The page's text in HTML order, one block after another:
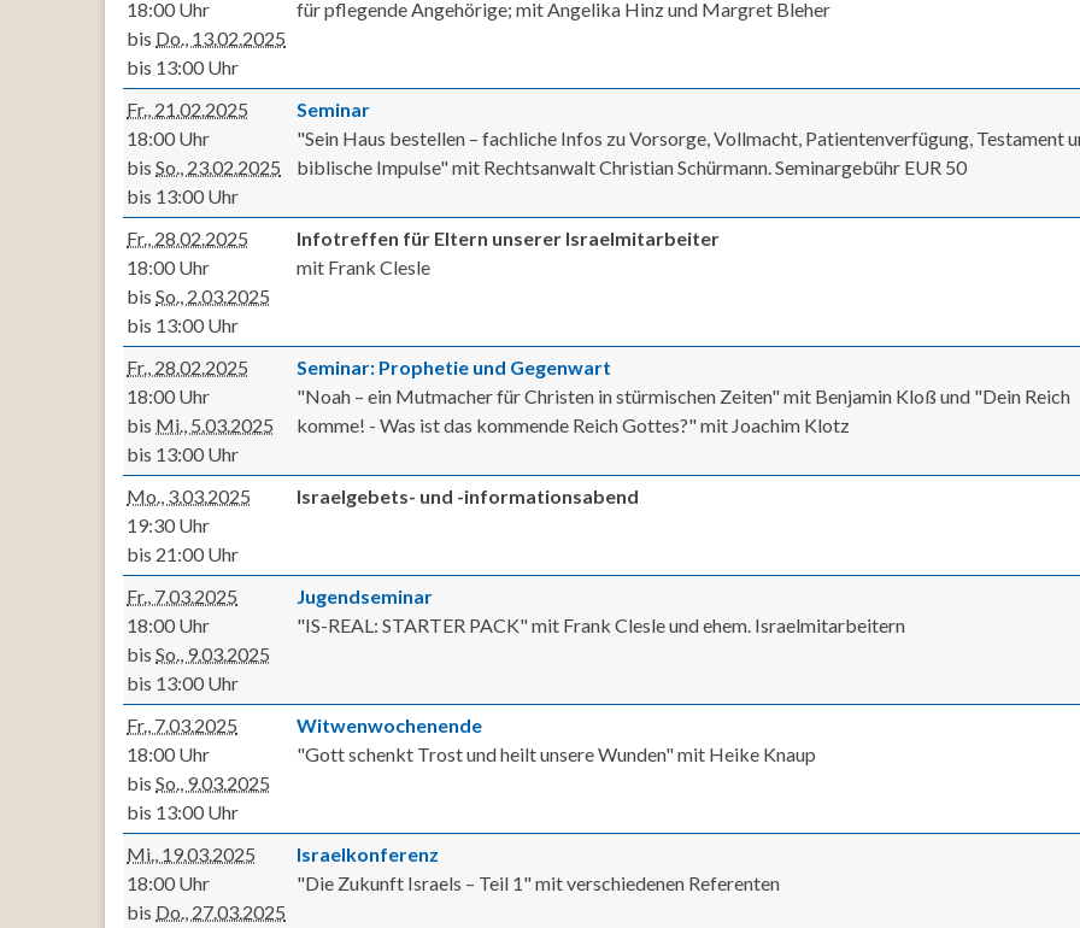
18:00 Uhr
bis Do., 13.02.2025
bis 13:00 Uhr
für pflegende Angehörige; mit Angelika Hinz und Margret Bleher
Fr., 21.02.2025
18:00 Uhr
bis So., 23.02.2025
bis 13:00 Uhr
Seminar
"Sein Haus bestellen – fachliche Infos zu Vorsorge, Vollmacht, Patientenverfügung, Testament
biblische Impulse" mit Rechtsanwalt Christian Schürmann. Seminargebühr EUR 50
Fr., 28.02.2025
18:00 Uhr
bis So., 2.03.2025
bis 13:00 Uhr
Infotreffen für Eltern unserer Israelmitarbeiter
mit Frank Clesle
Fr., 28.02.2025
18:00 Uhr
bis Mi., 5.03.2025
bis 13:00 Uhr
Seminar: Prophetie und Gegenwart
"Noah – ein Mutmacher für Christen in stürmischen Zeiten" mit Benjamin Kloß und "Dein Reich
komme! - Was ist das kommende Reich Gottes?" mit Joachim Klotz
Mo., 3.03.2025
19:30 Uhr
bis 21:00 Uhr
Israelgebets- und -informationsabend
Fr., 7.03.2025
18:00 Uhr
bis So., 9.03.2025
bis 13:00 Uhr
Jugendseminar
"IS-REAL: STARTER PACK" mit Frank Clesle und ehem. Israelmitarbeitern
Fr., 7.03.2025
18:00 Uhr
bis So., 9.03.2025
bis 13:00 Uhr
Witwenwochenende
"Gott schenkt Trost und heilt unsere Wunden" mit Heike Knaup
Mi., 19.03.2025
18:00 Uhr
bis Do., 27.03.2025
Israelkonferenz
"Die Zukunft Israels – Teil 1" mit verschiedenen Referenten